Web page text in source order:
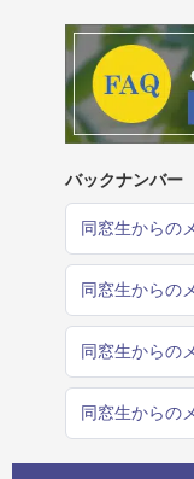
バックナンバー
同窓生からの
同窓生からの
同窓生からの
同窓生からの